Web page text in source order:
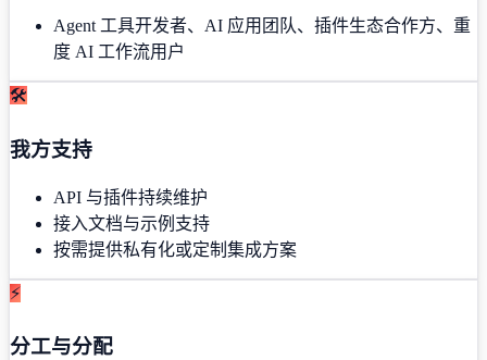
Agent 工具开发者、AI 应用团队、插件生态合作方、重
度 AI 工作流用户
🛠
我方支持
API 与插件持续维护
接入文档与示例支持
按需提供私有化或定制集成方案
⚡
分工与分配